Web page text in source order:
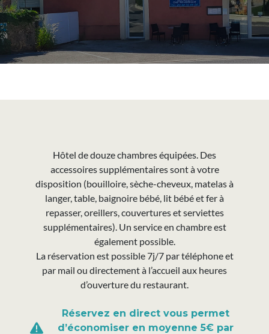
Hôtel de douze chambres équipées. Des
accessoires supplémentaires sont à votre
disposition (bouilloire, sèche-cheveux, matelas à
langer, table, baignoire bébé, lit bébé et fer à
repasser, oreillers, couvertures et serviettes
supplémentaires). Un service en chambre est
également possible.
La réservation est possible 7j/7 par téléphone et
par mail ou directement à l’accueil aux heures
d’ouverture du restaurant.
Réservez en direct vous permet
d’économiser en moyenne 5€ par